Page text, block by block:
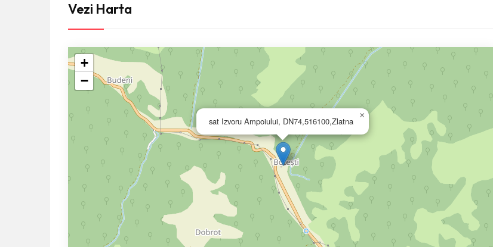
Vezi Harta
sat Izvoru Ampoiului, DN74,516100,Zlatna
×
+
−